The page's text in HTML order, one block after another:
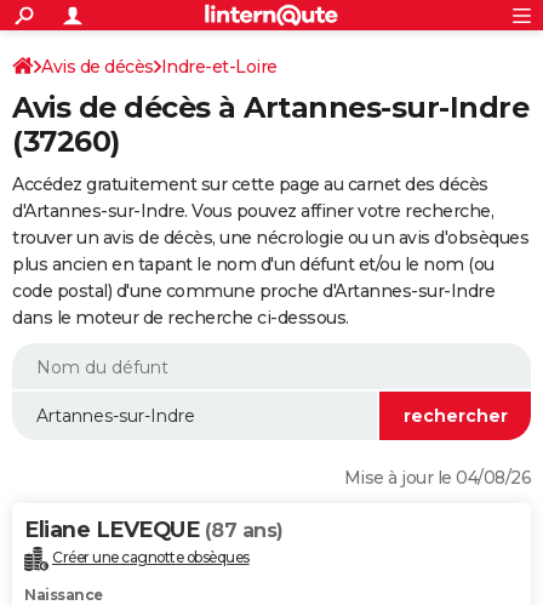
ACTUALITÉS
Politique
Société
Faits Divers
Education
Monde
Villes
+
SPORT
Coupe du monde 2026
Football
Tennis
Cyclisme
Rugby
Forum
FINANCE
Retraite
Impôts
Epargne
Immobilier
Risques naturels par ville
Banque
Assurance
Crédit
Essais
Réserver un essai
Citadines
Berlines
SUV
Forum auto
+
HIGH-TECH
Mobiles
Meilleur smartphone
Internet
Ordinateurs
Jeux vidéo
Guide high-tech
+
BRICOLAGE
Forum
Aménagement intérieur
Extérieur
Cuisine
Salle de bains
Jardinage
Rangement
WEEK-END
Guides de France
Escapades
Patrimoine
Expositions
Musées
Week-end nature
LIFESTYLE
Alimentation
Guide de la santé
Maladies
Médicaments
Sommeil
VOYAGE
Destinations
City break
Voyage nature
Voyage de noces
Forum
Climat
+PHOTO
S'inscrire
Connexion
Avis de décès Indre-et-Loire
Avis de décès à Artannes-sur-Indre
(37260)
Accédez gratuitement sur cette page au carnet des décès
d'Artannes-sur-Indre. Vous pouvez affiner votre recherche,
trouver un avis de décès, une nécrologie ou un avis d'obsèques
plus ancien en tapant le nom d'un défunt et/ou le nom (ou
code postal) d'une commune proche d'Artannes-sur-Indre
dans le moteur de recherche ci-dessous.
Mise à jour le 04/08/26
Eliane LEVEQUE (87 ans)
Créer une cagnotte obsèques
Naissance